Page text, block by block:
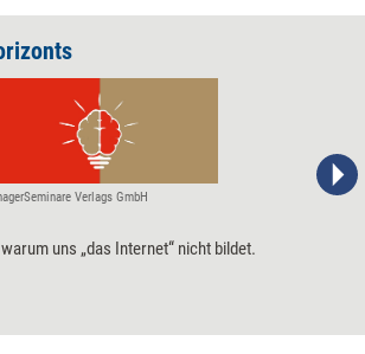
Verlags GmbH
uns „das Internet“ nicht bildet.